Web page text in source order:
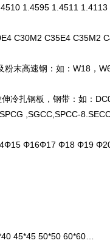
1.4595 1.4511
C30M2 C35E4
末高速钢：如：W18，
冷扎钢板，钢带：如：
,SGCC,SPCC-
Φ16Φ17 Φ18 Φ19
45*45 50*50 60*60…